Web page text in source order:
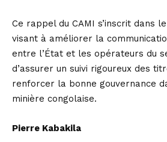
Ce rappel du CAMI s’inscrit dans
visant à améliorer la
entre l’État et les opérateurs du
d’assurer un suivi rigoureux des
renforcer la bonne gouvernance
minière congolaise.
Pierre Kabakila